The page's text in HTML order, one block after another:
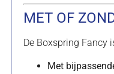
MET OF
De Boxspring Fancy
Met